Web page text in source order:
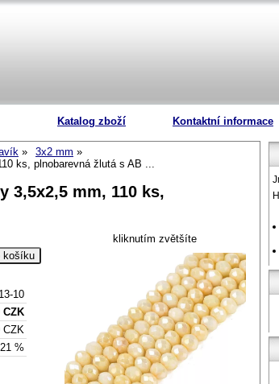
Katalog zboží Kontaktní informace
3x2 mm
ks, plnobarevná žlutá s AB ...
3,5x2,5 mm, 110 ks,
kliknutím zvětšíte
10
CZK
CZK
21 %